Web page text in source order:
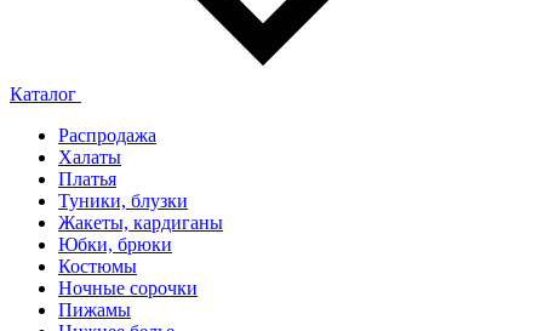
Каталог
Распродажа
Халаты
Платья
Туники, блузки
Жакеты, кардиганы
Юбки, брюки
Костюмы
Ночные сорочки
Пижамы